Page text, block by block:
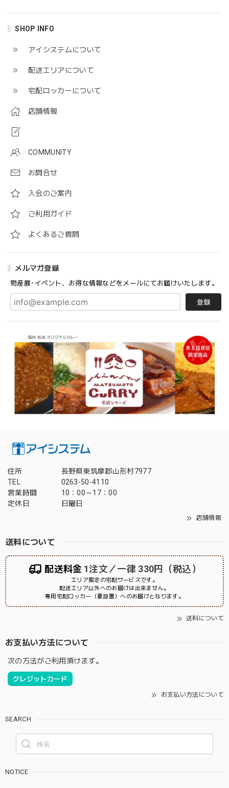
SHOP INFO
アイシステムについて
配送エリアについて
宅配ロッカーについて
店舗情報
COMMUNITY
お問合せ
入会のご案内
ご利用ガイド
よくあるご質問
メルマガ登録
物産展･イベント、お得な情報などをメールにてお届けいたします。
登録
住所
長野県東筑摩郡山形村7977
TEL
0263-50-4110
営業時間
10：00～17：00
定休日
日曜日
店舗情報
送料について
配送料金 1注文／一律 330円（税込）
エリア限定の宅配サービスです。
配送エリア以外へのお届けは出来ません。
専用宅配ロッカー（要設置）へのお届けとなります。
送料について
お支払い方法について
次の方法がご利用頂けます。
クレジットカード
お支払い方法について
SEARCH
NOTICE